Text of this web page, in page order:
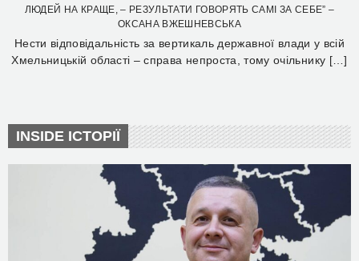
ЛЮДЕЙ НА КРАЩЕ, – РЕЗУЛЬТАТИ ГОВОРЯТЬ САМІ ЗА СЕБЕ” –
ОКСАНА ВЖЕШНЕВСЬКА
Нести відповідальність за вертикаль державної влади у всій
Хмельницькій області – справа непроста, тому очільнику […]
INSIDE ІСТОРІЇ